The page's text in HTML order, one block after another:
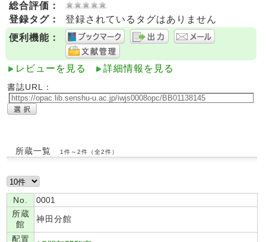
総合評価：
登録タグ：
登録されているタグはありません
便利機能：
レビューを見る 詳細情報を見る
書誌URL：
所蔵一覧 1件～2件（全2件）
No.
0001
所蔵
館
神田分館
配置